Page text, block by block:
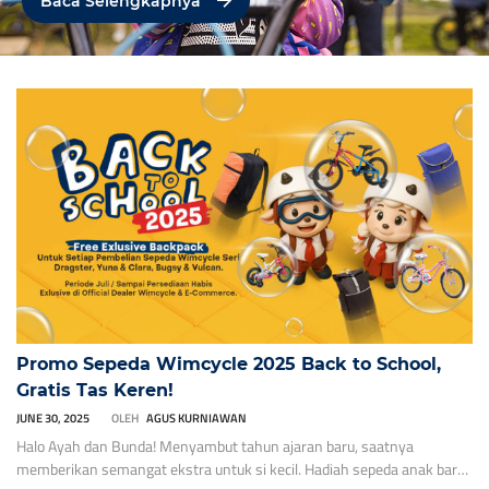
Bersepeda merupakan aktivitas di luar ruangan yang mempunyai
berbagai risiko. Baik untuk anak yang baru belajar […]
Promo Sepeda Wimcycle 2025 Back to School,
Gratis Tas Keren!
JUNE 30, 2025 OLEH AGUS KURNIAWAN
Halo Ayah dan Bunda! Menyambut tahun ajaran baru, saatnya
memberikan semangat ekstra untuk si kecil. Hadiah sepeda anak baru